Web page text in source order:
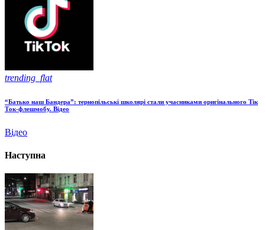
trending_flat
“Батько наш Бандера”: тернопільські школярі стали учасниками оригінального Тік
Ток-флешмобу. Відео
Відео
Наступна